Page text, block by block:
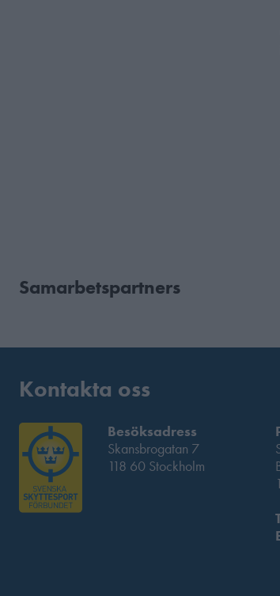
Samarbetspartners
Kontakta oss
Besöksadress
Skansbrogatan 7
118 60 Stockholm